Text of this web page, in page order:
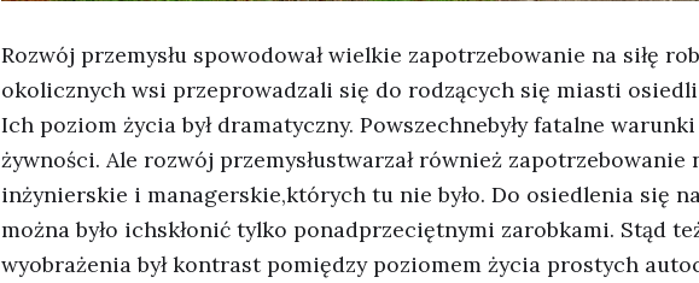
Rozwój przemysłu spowodował wielkie zapotrzebowanie na siłę
okolicznych wsi przeprowadzali się do rodzących się miasti osiedli
Ich poziom życia był dramatyczny. Powszechnebyły fatalne
żywności. Ale rozwój przemysłustwarzał również zapotrzebowanie
inżynierskie i managerskie,których tu nie było. Do osiedlenia się
można było ichskłonić tylko ponadprzeciętnymi zarobkami. Stąd
wyobrażenia był kontrast pomiędzy poziomem życia prostych